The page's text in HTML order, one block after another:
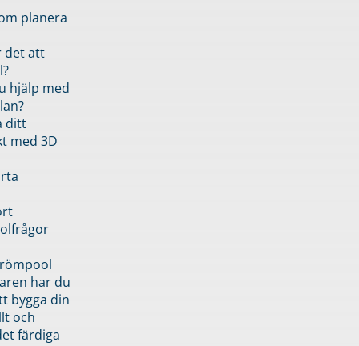
planera
det att
hjälp med
ditt
med 3D
har du
bygga din
och
färdiga